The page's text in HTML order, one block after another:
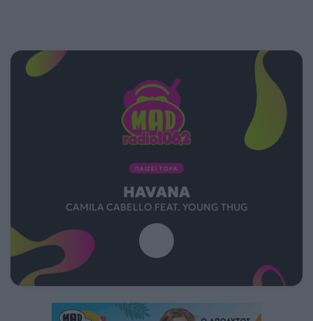
ΠΑΙΖΕΙ ΤΩΡΑ
HAVANA
CAMILA CABELLO FEAT. YOUNG THUG